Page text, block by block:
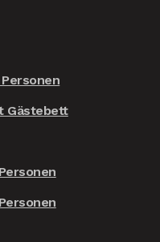
Gästebett